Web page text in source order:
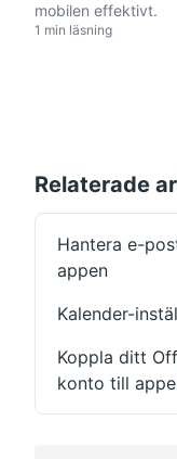
mobilen effektivt.
1 min läsning
Relaterade
Hantera e-
appen
Kalender-
Koppla ditt
konto till